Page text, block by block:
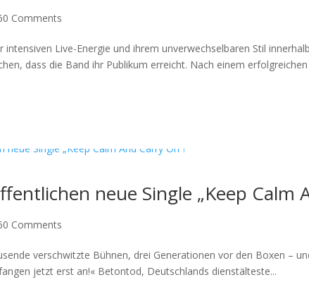
0 Comments
intensiven Live-Energie und ihrem unverwechselbaren Stil
dass die Band ihr Publikum erreicht. Nach einem erfolgreichen
neue Single „Keep Calm
0 Comments
verschwitzte Bühnen, drei Generationen vor den Boxen –
jetzt erst an!« Betontod, Deutschlands dienstälteste...